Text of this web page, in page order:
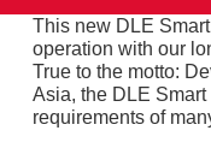
This new DLE
operation with our
True to the motto:
Asia, the DLE
requirements of